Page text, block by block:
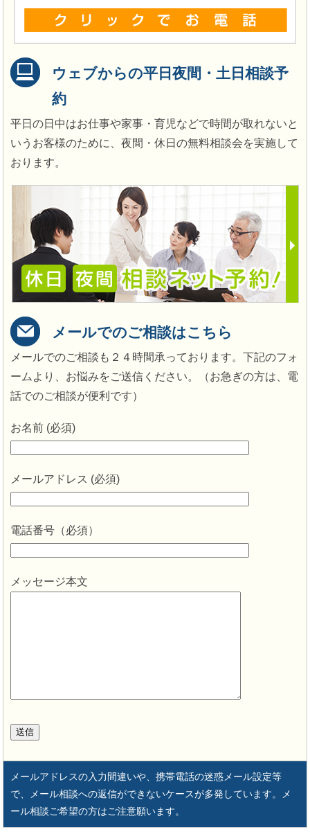
ウェブからの平日夜間・土日相談予
約
平日の日中はお仕事や家事・育児などで時間が取れないと
いうお客様のために、夜間・休日の無料相談会を実施して
おります。
メールでのご相談はこちら
メールでのご相談も２４時間承っております。下記のフォ
ームより、お悩みをご送信ください。（お急ぎの方は、電
話でのご相談が便利です）
お名前 (必須)
メールアドレス (必須)
電話番号（必須）
メッセージ本文
メールアドレスの入力間違いや、携帯電話の迷惑メール設定等
で、メール相談への返信ができないケースが多発しています。メ
ール相談ご希望の方はご注意願います。